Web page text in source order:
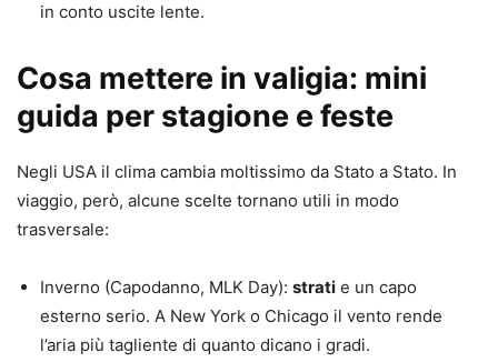
in conto uscite lente.
Cosa mettere in valigia: mini
guida per stagione e feste
Negli USA il clima cambia moltissimo da Stato a Stato. In
viaggio, però, alcune scelte tornano utili in modo
trasversale:
Inverno (Capodanno, MLK Day): strati e un capo
esterno serio. A New York o Chicago il vento rende
l’aria più tagliente di quanto dicano i gradi.